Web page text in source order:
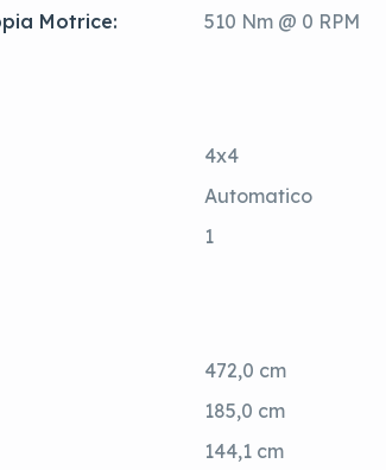
Motrice:
510 Nm @ 0 RPM
4x4
Automatico
1
472,0 cm
185,0 cm
144,1 cm